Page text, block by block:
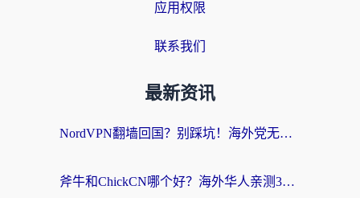
应用权限
联系我们
最新资讯
NordVPN翻墙回国？别踩坑！海外党无缝访问国内资源的真实指南
斧牛和ChickCN哪个好？海外华人亲测3款回国加速器+免费试用攻略